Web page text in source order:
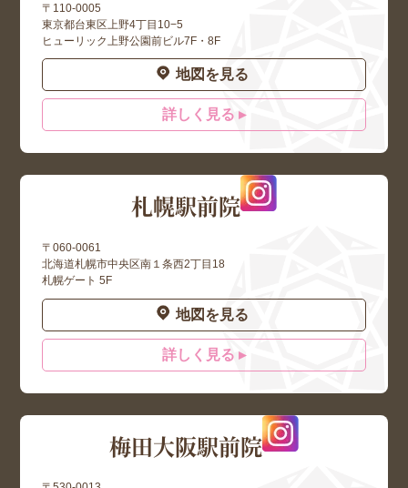
〒110-0005
東京都台東区上野4丁目10−5
ヒューリック上野公園前ビル7F・8F
地図を見る
詳しく見る ▸
札幌駅前院
〒060-0061
北海道札幌市中央区南１条西2丁目18
札幌ゲート 5F
地図を見る
詳しく見る ▸
梅田大阪駅前院